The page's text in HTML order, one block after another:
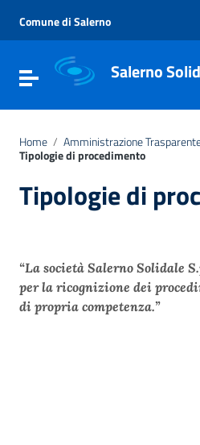
Vai al menu di navigazione
Vai al footer
Comune di Salerno
Attiva / disattiva laSalerno
Home / Amministrazione
Tipologie di procedimento
Tipologie di
“La società Salerno Solidale
per la ricognizione dei
di propria competenza.”